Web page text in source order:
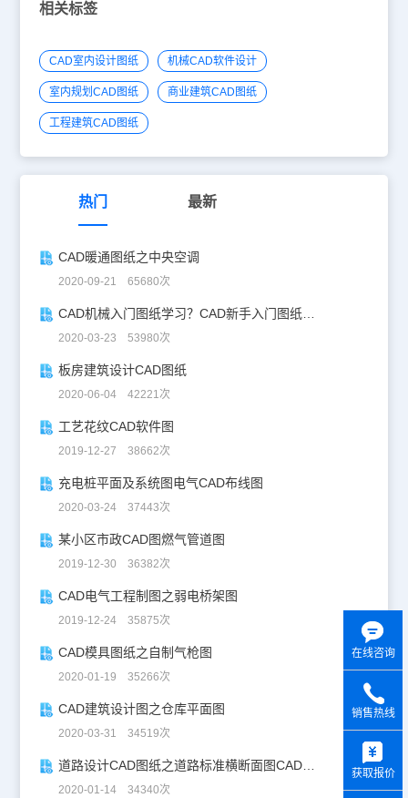
相关标签
CAD室内设计图纸 机械CAD软件设计
室内规划CAD图纸 商业建筑CAD图纸
工程建筑CAD图纸
热门 最新
CAD暖通图纸之中央空调
2020-09-21 65680次
CAD机械入门图纸学习？CAD新手入门图纸练习
2020-03-23 53980次
板房建筑设计CAD图纸
2020-06-04 42221次
工艺花纹CAD软件图
2019-12-27 38662次
充电桩平面及系统图电气CAD布线图
2020-03-24 37443次
某小区市政CAD图燃气管道图
2019-12-30 36382次
CAD电气工程制图之弱电桥架图
2019-12-24 35875次
CAD模具图纸之自制气枪图
2020-01-19 35266次
CAD建筑设计图之仓库平面图
2020-03-31 34519次
道路设计CAD图纸之道路标准横断面图CAD图纸
2020-01-14 34340次
在线咨询
销售热线
获取报价